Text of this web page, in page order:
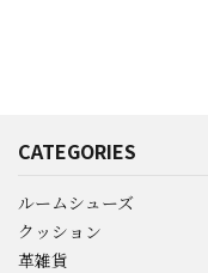
CATEGORIES
ルームシューズ
クッション
革雑貨